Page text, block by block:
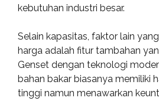
kebutuhan industri besar.
Selain kapasitas, faktor lain
harga adalah fitur tambahan
Genset dengan teknologi
bahan bakar biasanya memiliki
tinggi namun menawarkan